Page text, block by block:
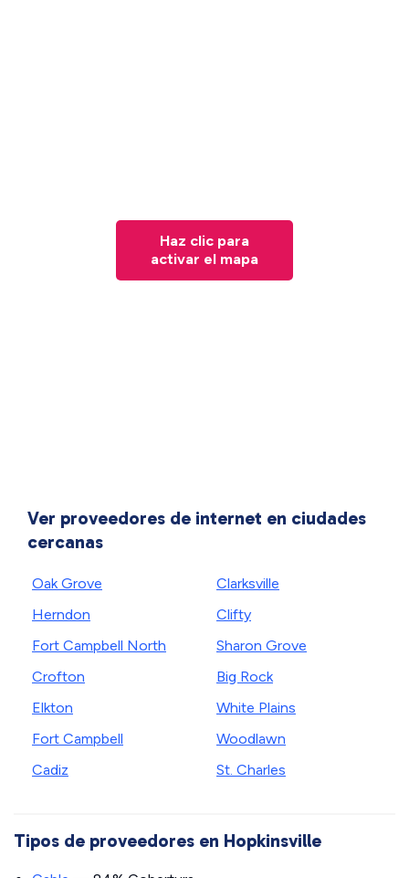
Haz clic para
activar el mapa
Ver proveedores de internet en ciudades
cercanas
Oak Grove
Herndon
Fort Campbell North
Crofton
Elkton
Fort Campbell
Cadiz
Clarksville
Clifty
Sharon Grove
Big Rock
White Plains
Woodlawn
St. Charles
Tipos de proveedores en Hopkinsville